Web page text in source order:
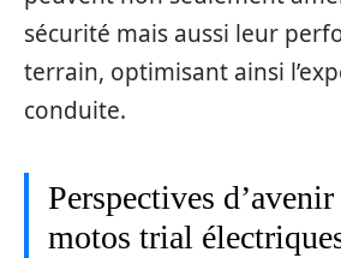
sécurité mais aussi leur
terrain, optimisant ainsi
conduite.
Perspectives
motos trial